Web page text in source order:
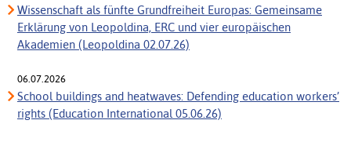
Wissenschaft als fünfte Grundfreiheit Europas: Gemeinsame
Erklärung von Leopoldina, ERC und vier europäischen
Akademien (Leopoldina 02.07.26)
06.07.2026
School buildings and heatwaves: Defending education workers’
rights (Education International 05.06.26)